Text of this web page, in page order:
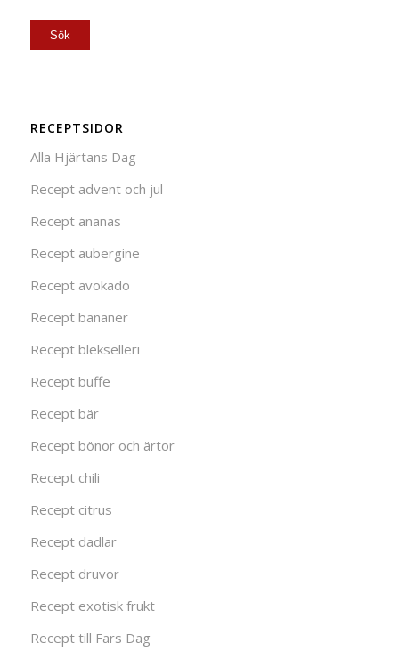
RECEPTSIDOR
Alla Hjärtans Dag
Recept advent och jul
Recept ananas
Recept aubergine
Recept avokado
Recept bananer
Recept blekselleri
Recept buffe
Recept bär
Recept bönor och ärtor
Recept chili
Recept citrus
Recept dadlar
Recept druvor
Recept exotisk frukt
Recept till Fars Dag